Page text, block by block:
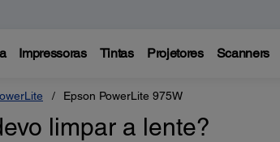
Impressoras Tintas Projetores Scanners
Epson PowerLite 975W
limpar a lente?